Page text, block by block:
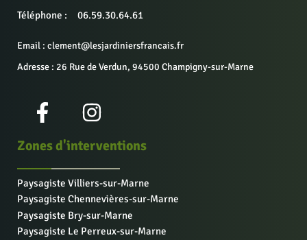
Téléphone : 06.59.30.64.61
Email : clement@lesjardiniersfrancais.fr
Adresse : 26 Rue de Verdun, 94500 Champigny-sur-Marne
Zones d'interventions
Paysagiste Villiers-sur-Marne
Paysagiste Chennevières-sur-Marne
Paysagiste Bry-sur-Marne
Paysagiste Le Perreux-sur-Marne